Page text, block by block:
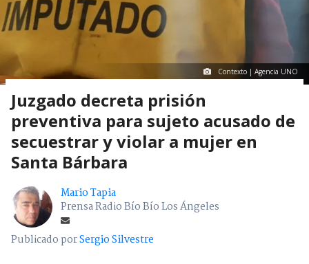
Contexto | Agencia UNO
Juzgado decreta prisión
preventiva para sujeto acusado de
secuestrar y violar a mujer en
Santa Bárbara
Mario Tapia
Prensa Radio Bío Bío Los Ángeles
Publicado porSergio Silvestre